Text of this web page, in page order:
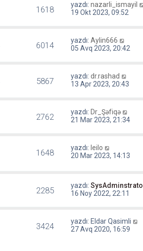
1618 yazdı:nazarli_ismayil
19 Okt 2023, 09:52
6014 yazdı:Aylin666
05 Avq 2023, 20:42
5867 yazdı:dr.rashad
13 Apr 2023, 20:43
2762 yazdı: Dr_Şəfiqə
21 Mar 2023, 21:34
1648 yazdı: leilo
20 Mar 2023, 14:13
2285 yazdı:
16 Noy 2022, 22:11
3424 yazdı: Eldar Qasimli
27 Avq 2020, 16:59